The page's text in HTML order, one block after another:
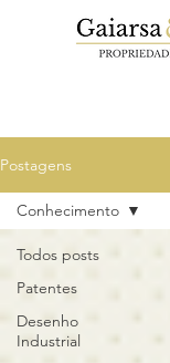
Postagens
Todos posts
Patentes
Desenho
Industrial
Conhecimento